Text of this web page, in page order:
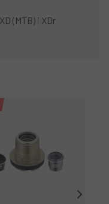
(MTB) i XDr